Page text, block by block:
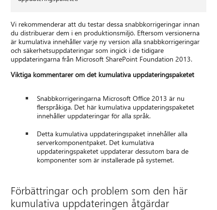
Vi rekommenderar att du testar dessa snabbkorrigeringar innan
du distribuerar dem i en produktionsmiljö. Eftersom versionerna
är kumulativa innehåller varje ny version alla snabbkorrigeringar
och säkerhetsuppdateringar som ingick i de tidigare
uppdateringarna från Microsoft SharePoint Foundation 2013.
Viktiga kommentarer om det kumulativa uppdateringspaketet
Snabbkorrigeringarna Microsoft Office 2013 är nu
flerspråkiga. Det här kumulativa uppdateringspaketet
innehåller uppdateringar för alla språk.
Detta kumulativa uppdateringspaket innehåller alla
serverkomponentpaket. Det kumulativa
uppdateringspaketet uppdaterar dessutom bara de
komponenter som är installerade på systemet.
Förbättringar och problem som den här
kumulativa uppdateringen åtgärdar